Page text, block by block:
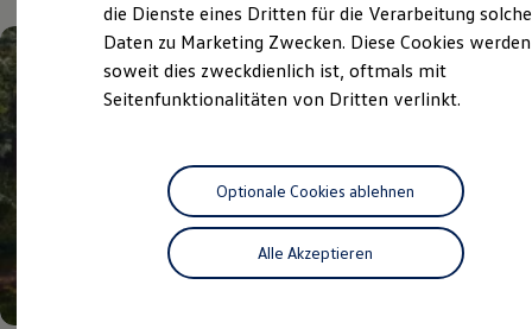
myVolkswagen Business
Elektrisch & Autonom
Elektro - & Hybridfahrzeuge
Klimafreundlicher Strom
Ladezeitensimulator
Ladelösungen für Privatkunden
Ladelösungen für Gewerbekunden
Wallbox und Ladekabel
Bidirektionales Laden
Förderung & Kosten der Elektrofahrzeuge
die Dienste eines Dritten für die Verarbeitung
Daten zu Marketing Zwecken. Diese Cookies
soweit dies zweckdienlich ist, oftmals mit
Seitenfunktionalitäten von Dritten verlinkt.
Alle Akzeptieren
Optionale Cookies ablehnen